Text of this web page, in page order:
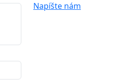
Napíšte nám